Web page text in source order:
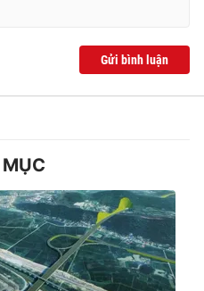
Gửi bình luận